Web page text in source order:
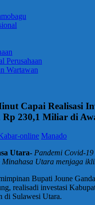
Perusahaan
Wartawan
Capai Realisasi
230,1 Miliar di
online Manado
Utara- Pandemi Covid-19
Utara menjaga
Bupati Joune
realisadi investasi
di Sulawesi Utara.